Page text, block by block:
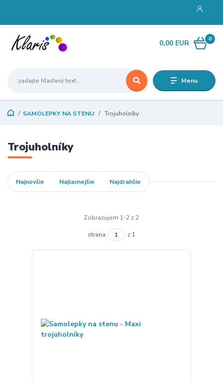
Menu
0
0,00 EUR
SAMOLEPKY NA STENU Trojuholníky
Trojuholníky
Najnovšie Najlacnejšie Najdrahšie
Zobrazujem 1-2 z 2
strana z 1